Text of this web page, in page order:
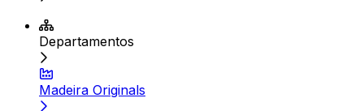
Departamentos
Madeira Originals